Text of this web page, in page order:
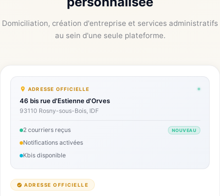
Domiciliation, création d'entreprise et services administratifs
au sein d'une seule plateforme.
ADRESSE OFFICIELLE
46 bis rue d'Estienne d'Orves
93110 Rosny-sous-Bois, IDF
2 courriers reçus NOUVEAU
Notifications activées
Kbis disponible
ADRESSE OFFICIELLE